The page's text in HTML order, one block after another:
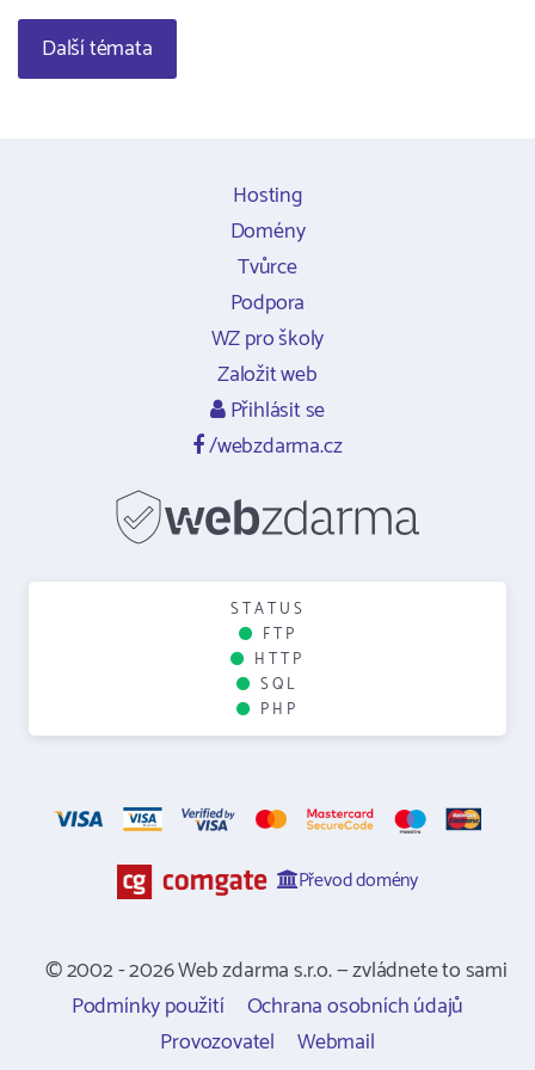
Další témata
Hosting
Domény
Tvůrce
Podpora
WZ pro školy
Založit web
Přihlásit se
/webzdarma.cz
STATUS
FTP
HTTP
SQL
PHP
Převod domény
© 2002 - 2026 Web zdarma s.r.o. — zvládnete to sami
Podmínky použití
Ochrana osobních údajů
Provozovatel
Webmail